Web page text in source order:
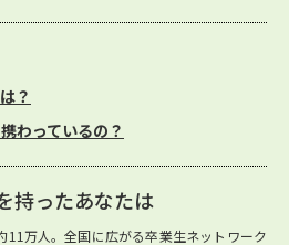
？
わっているの？
持ったあなたは
11万人。全国に広がる卒業生ネットワーク